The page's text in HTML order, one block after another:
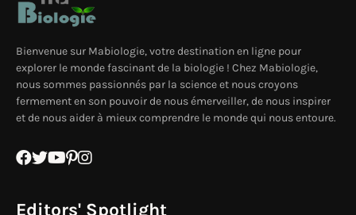
Bienvenue sur Mabiologie, votre destination en ligne pour
explorer le monde fascinant de la biologie ! Chez Mabiologie,
nous sommes passionnés par la science et nous croyons
fermement en son pouvoir de nous émerveiller, de nous inspirer
et de nous aider à mieux comprendre le monde qui nous entoure.
Editors' Spotlight